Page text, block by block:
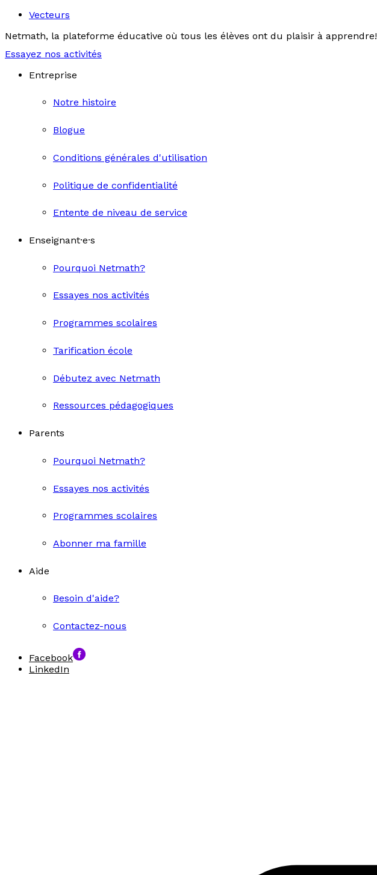
Vecteurs
Netmath, la plateforme éducative où tous les élèves ont du plaisir à apprendre!
Essayez nos activités
Entreprise
Notre histoire
Blogue
Conditions générales d'utilisation
Politique de confidentialité
Entente de niveau de service
Enseignant·e·s
Pourquoi Netmath?
Essayes nos activités
Programmes scolaires
Tarification école
Débutez avec Netmath
Ressources pédagogiques
Parents
Pourquoi Netmath?
Essayes nos activités
Programmes scolaires
Abonner ma famille
Aide
Besoin d'aide?
Contactez-nous
Facebook
LinkedIn